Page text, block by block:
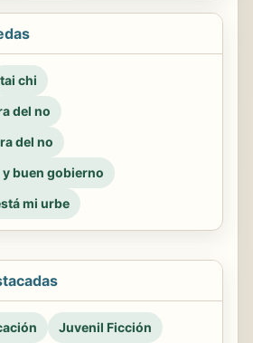
tai chi
del no
del no
buen gobierno
mi urbe
Juvenil Ficción